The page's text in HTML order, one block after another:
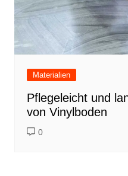
Materialien
Pflegeleicht und
von Vinylboden
0